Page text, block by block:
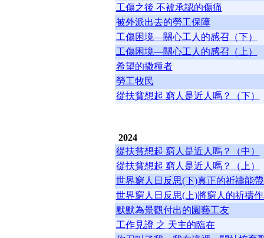
工傷之後 不被承認的傷痛
被外派出去的勞工保障
工傷困境—關心工人的感召（下）
工傷困境—關心工人的感召（上）
希望的撒種者
勞工牧民
從扶貧想起 窮人是近人嗎？（下）
2024
從扶貧想起 窮人是近人嗎？（中）
從扶貧想起 窮人是近人嗎？（上）
世界窮人日反思(下)真正的祈禱能
世界窮人日反思(上)將窮人的祈禱
默默為景觀付出的園藝工友
工作見證 之 天主的臨在